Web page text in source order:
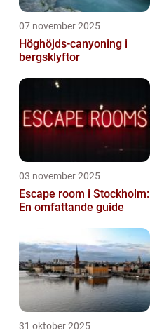
07 november 2025
Höghöjds-canyoning i
bergsklyftor
03 november 2025
Escape room i Stockholm:
En omfattande guide
31 oktober 2025